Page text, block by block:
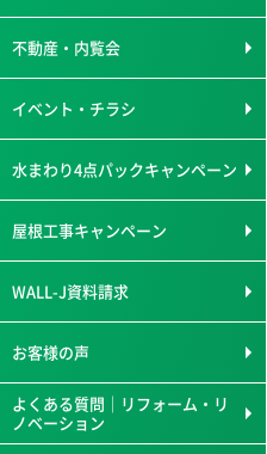
不動産・内覧会
イベント・チラシ
水まわり4点パックキャンペーン
屋根工事キャンペーン
WALL-J資料請求
お客様の声
よくある質問｜リフォーム・リ
ノベーション